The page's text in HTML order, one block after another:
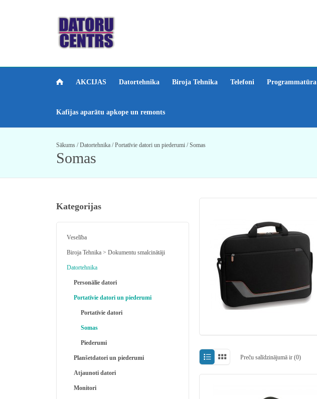
AKCIJAS Datortehnika Biroja Tehnika Telefoni Programmatūra
Kafijas aparātu apkope un remonts
Sākums /Datortehnika /Portatīvie datori un piederumi /Somas
Somas
Kategorijas
Veselība
Biroja Tehnika > Dokumentu smalcinātāji
Datortehnika
Personālie datori
Portatīvie datori un piederumi
Portatīvie datori
Somas
Piederumi
Planšetdatori un piederumi
Atjaunoti datori
Monitori
Preču salīdzinājumā ir (0)